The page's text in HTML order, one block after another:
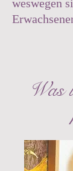
weswegen
Was